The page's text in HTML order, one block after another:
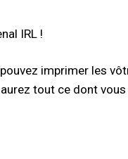
IRL !
imprimer les
tout ce dont